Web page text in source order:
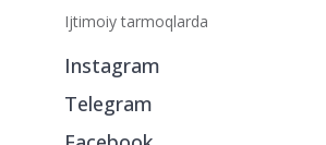
Ijtimoiy tarmoqlarda
Instagram
Telegram